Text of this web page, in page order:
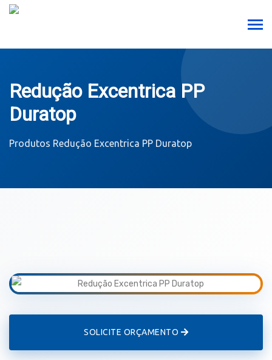
Redução Excentrica PP
Duratop
Produtos Redução Excentrica PP Duratop
SOLICITE ORÇAMENTO